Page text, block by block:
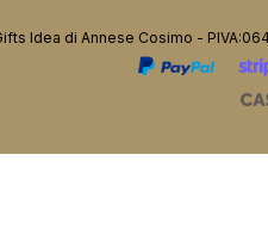
Idea di Annese Cosimo -